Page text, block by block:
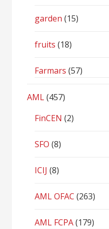
garden (15)
fruits (18)
Farmars (57)
AML(457)
FinCEN (2)
SFO (8)
ICIJ (8)
AML OFAC (263)
AML FCPA(179)